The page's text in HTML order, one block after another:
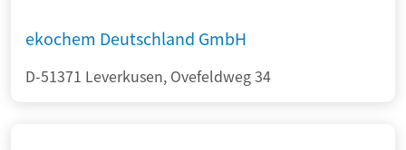
ekochem Deutschland GmbH
D-51371 Leverkusen, Ovefeldweg 34